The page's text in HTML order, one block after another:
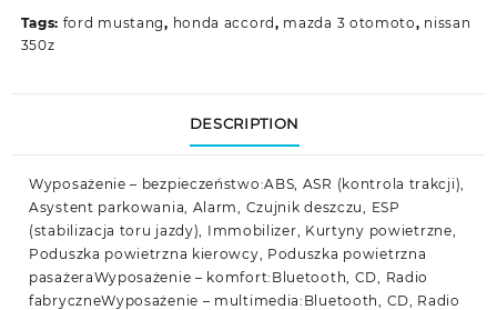
Tags: ford mustang, honda accord, mazda 3 otomoto, nissan
350z
DESCRIPTION
Wyposażenie – bezpieczeństwo:ABS, ASR (kontrola trakcji),
Asystent parkowania, Alarm, Czujnik deszczu, ESP
(stabilizacja toru jazdy), Immobilizer, Kurtyny powietrzne,
Poduszka powietrzna kierowcy, Poduszka powietrzna
pasażeraWyposażenie – komfort:Bluetooth, CD, Radio
fabryczneWyposażenie – multimedia:Bluetooth, CD, Radio